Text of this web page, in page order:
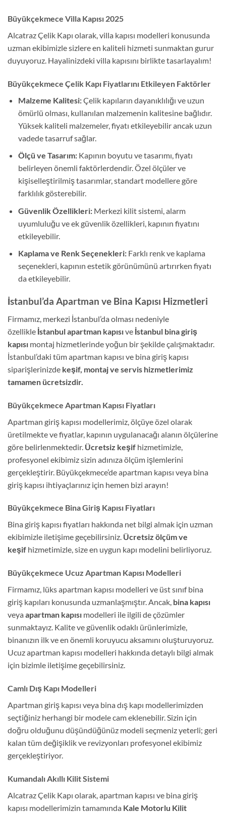
Büyükçekmece Villa Kapısı 2025
Alcatraz Çelik Kapı olarak, villa kapısı modelleri konusunda
uzman ekibimizle sizlere en kaliteli hizmeti sunmaktan gurur
duyuyoruz. Hayalinizdeki villa kapısını birlikte tasarlayalım!
Büyükçekmece Çelik Kapı Fiyatlarını Etkileyen Faktörler
Malzeme Kalitesi:Çelik kapıların dayanıklılığı ve uzun
ömürlü olması, kullanılan malzemenin kalitesine bağlıdır.
Yüksek kaliteli malzemeler, fiyatı etkileyebilir ancak uzun
vadede tasarruf sağlar.
Ölçü ve Tasarım:Kapının boyutu ve tasarımı, fiyatı
belirleyen önemli faktörlerdendir. Özel ölçüler ve
kişiselleştirilmiş tasarımlar, standart modellere göre
farklılık gösterebilir.
Güvenlik Özellikleri:Merkezi kilit sistemi, alarm
uyumluluğu ve ek güvenlik özellikleri, kapının fiyatını
etkileyebilir.
Kaplama ve Renk Seçenekleri:Farklı renk ve kaplama
seçenekleri, kapının estetik görünümünü artırırken fiyatı
da etkileyebilir.
İstanbul’da Apartman ve Bina Kapısı Hizmetleri
Firmamız, merkezi İstanbul’da olması nedeniyle
özellikle İstanbul apartman kapısıve İstanbul bina giriş
kapısı montaj hizmetlerinde yoğun bir şekilde çalışmaktadır.
İstanbul’daki tüm apartman kapısı ve bina giriş kapısı
siparişlerinizde keşif, montaj ve servis hizmetlerimiz
tamamen ücretsizdir.
Büyükçekmece Apartman Kapısı Fiyatları
Apartman giriş kapısı modellerimiz, ölçüye özel olarak
üretilmekte ve fiyatlar, kapının uygulanacağı alanın ölçülerine
göre belirlenmektedir. Ücretsiz keşif hizmetimizle,
profesyonel ekibimiz sizin adınıza ölçüm işlemlerini
gerçekleştirir. Büyükçekmece’de apartman kapısı veya bina
giriş kapısı ihtiyaçlarınız için hemen bizi arayın!
Büyükçekmece Bina Giriş Kapısı Fiyatları
Bina giriş kapısı fiyatları hakkında net bilgi almak için uzman
ekibimizle iletişime geçebilirsiniz. Ücretsiz ölçüm ve
keşif hizmetimizle, size en uygun kapı modelini belirliyoruz.
Büyükçekmece Ucuz Apartman Kapısı Modelleri
Firmamız, lüks apartman kapısı modelleri ve üst sınıf bina
giriş kapıları konusunda uzmanlaşmıştır. Ancak, bina kapısı
veya apartman kapısı modelleri ile ilgili de çözümler
sunmaktayız. Kalite ve güvenlik odaklı ürünlerimizle,
binanızın ilk ve en önemli koruyucu aksamını oluşturuyoruz.
Ucuz apartman kapısı modelleri hakkında detaylı bilgi almak
için bizimle iletişime geçebilirsiniz.
Camlı Dış Kapı Modelleri
Apartman giriş kapısı veya bina dış kapı modellerimizden
seçtiğiniz herhangi bir modele cam eklenebilir. Sizin için
doğru olduğunu düşündüğünüz modeli seçmeniz yeterli; geri
kalan tüm değişiklik ve revizyonları profesyonel ekibimiz
gerçekleştiriyor.
Kumandalı Akıllı Kilit Sistemi
Alcatraz Çelik Kapı olarak, apartman kapısı ve bina giriş
kapısı modellerimizin tamamında Kale Motorlu Kilit